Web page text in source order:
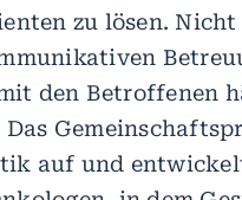
zu lösen.
den Betroffenen
auf und